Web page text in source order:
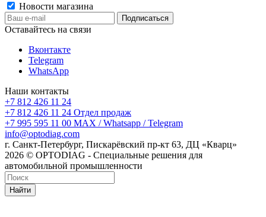
Новости магазина
Оставайтесь на связи
Вконтакте
Telegram
WhatsApp
Наши контакты
+7 812 426 11 24
+7 812 426 11 24 Отдел продаж
+7 995 595 11 00 MAX / Whatsapp / Telegram
info@optodiag.com
г. Санкт-Петербург, Пискарёвский пр-кт 63, ДЦ «Кварц»
2026 © OPTODIAG - Специальные решения для
автомобильной промышленности
Найти